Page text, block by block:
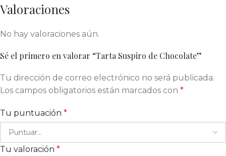
Valoraciones
No hay valoraciones aún.
Sé el primero en valorar “Tarta Suspiro de Chocolate”
Tu dirección de correo electrónico no será publicada.
Los campos obligatorios están marcados con *
Tu puntuación *
Tu valoración *